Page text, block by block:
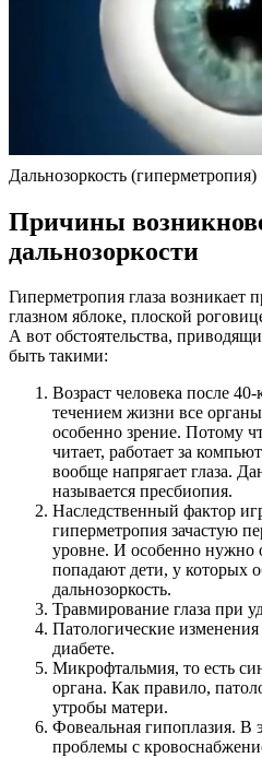
Дальнозоркость (гиперметропия)
Причины
дальнозоркости
Гиперметропия глаза возникает
глазном яблоке, плоской
А вот обстоятельства,
быть такими:
Возраст человека после
течением жизни все
особенно зрение. Потому
читает, работает за
вообще напрягает глаза.
называется пресбиопия.
Наследственный фактор
гиперметропия зачастую
уровне. И особенно нужно
попадают дети, у которых
дальнозоркость.
Травмирование глаза при
Патологические
диабете.
Микрофтальмия, то есть
органа. Как правило,
утробы матери.
Фовеальная гипоплазия. В
проблемы с